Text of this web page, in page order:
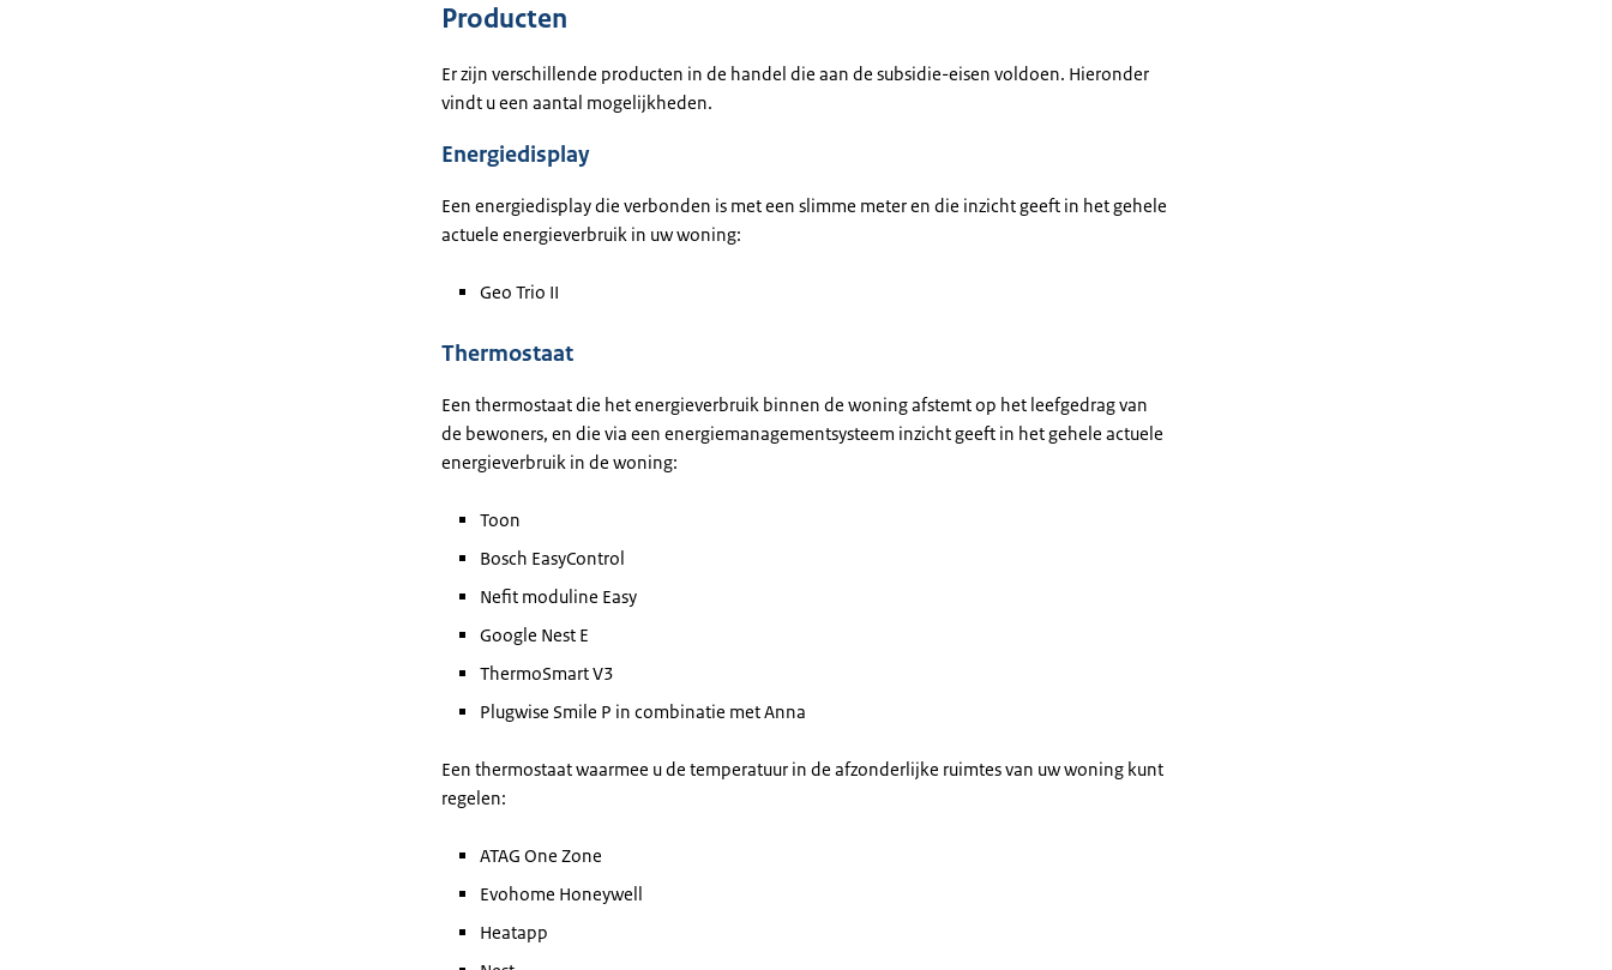
Producten
Er zijn verschillende producten in de handel die aan de subsidie-eisen voldoen. Hieronder
vindt u een aantal mogelijkheden.
Energiedisplay
Een energiedisplay die verbonden is met een slimme meter en die inzicht geeft in het gehele
actuele energieverbruik in uw woning:
Geo Trio II
Thermostaat
Een thermostaat die het energieverbruik binnen de woning afstemt op het leefgedrag van
de bewoners, en die via een energiemanagementsysteem inzicht geeft in het gehele actuele
energieverbruik in de woning:
Toon
Bosch EasyControl
Nefit moduline Easy
Google Nest E
ThermoSmart V3
Plugwise Smile P in combinatie met Anna
Een thermostaat waarmee u de temperatuur in de afzonderlijke ruimtes van uw woning kunt
regelen:
ATAG One Zone
Evohome Honeywell
Heatapp